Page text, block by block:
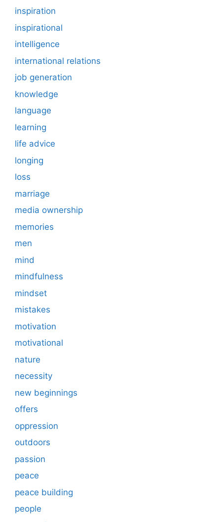
inspiration
inspirational
intelligence
international relations
job generation
knowledge
language
learning
life advice
longing
loss
marriage
media ownership
memories
men
mind
mindfulness
mindset
mistakes
motivation
motivational
nature
necessity
new beginnings
offers
oppression
outdoors
passion
peace
peace building
people